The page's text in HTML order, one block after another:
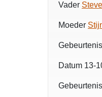
Vader
Moeder
Datum 13-